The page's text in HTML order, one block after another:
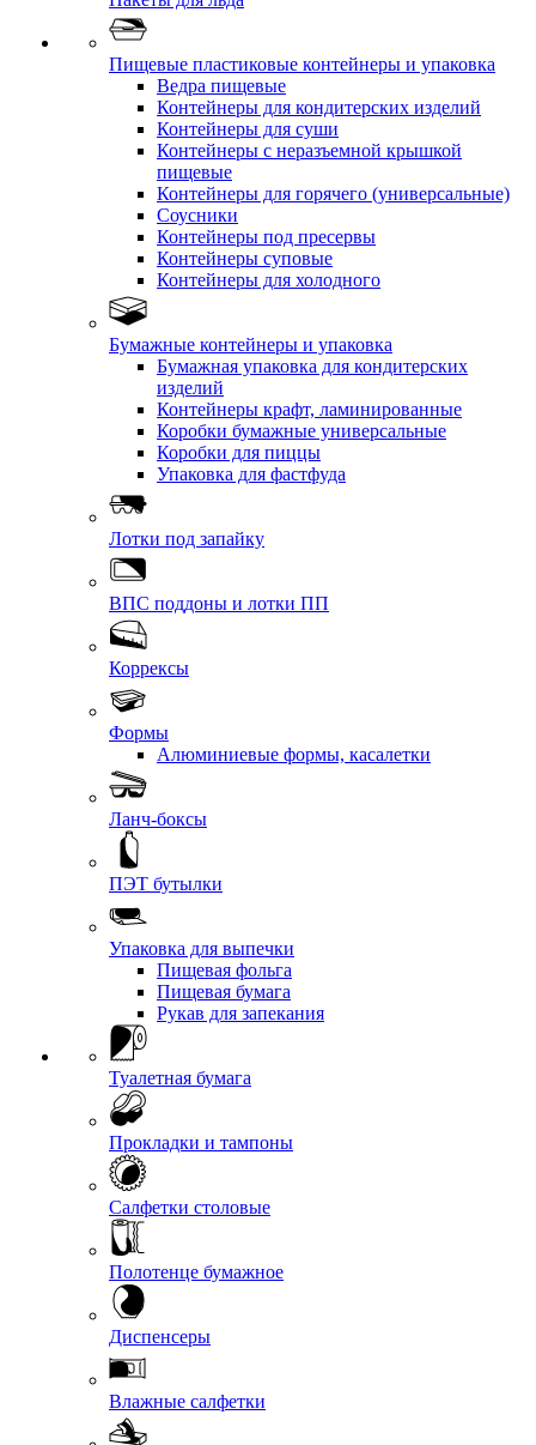
Пищевые пластиковые контейнеры и упаковка
Ведра пищевые
Контейнеры для кондитерских изделий
Контейнеры для суши
Контейнеры с неразъемной крышкой
пищевые
Контейнеры для горячего (универсальные)
Соусники
Контейнеры под пресервы
Контейнеры суповые
Контейнеры для холодного
Бумажные контейнеры и упаковка
Бумажная упаковка для кондитерских
изделий
Контейнеры крафт, ламинированные
Коробки бумажные универсальные
Коробки для пиццы
Упаковка для фастфуда
Лотки под запайку
ВПС поддоны и лотки ПП
Коррексы
Формы
Алюминиевые формы, касалетки
Ланч-боксы
ПЭТ бутылки
Упаковка для выпечки
Пищевая фольга
Пищевая бумага
Рукав для запекания
Туалетная бумага
Прокладки и тампоны
Салфетки столовые
Полотенце бумажное
Диспенсеры
Влажные салфетки